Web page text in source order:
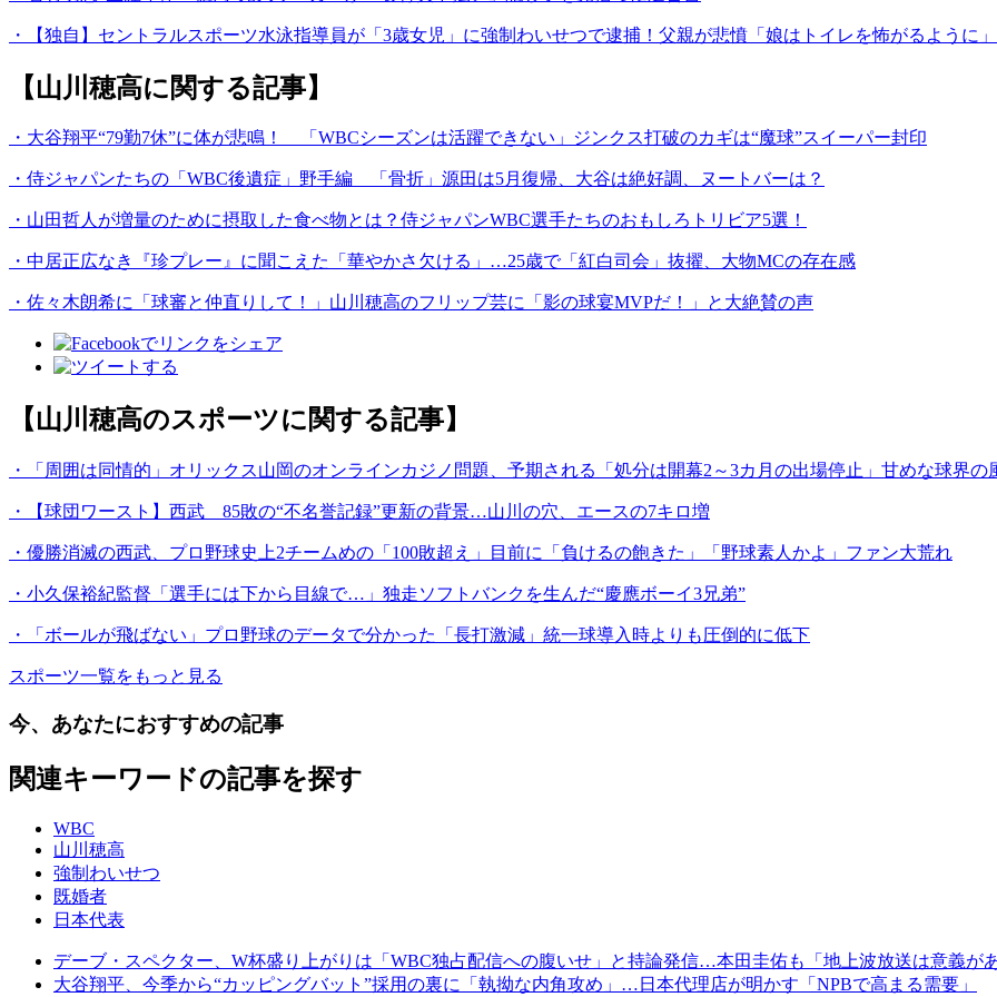
・【独自】セントラルスポーツ水泳指導員が「3歳女児」に強制わいせつで逮捕！父親が悲憤「娘はトイレを怖がるように」
【山川穂高に関する記事】
・大谷翔平“79勤7休”に体が悲鳴！ 「WBCシーズンは活躍できない」ジンクス打破のカギは“魔球”スイーパー封印
・侍ジャパンたちの「WBC後遺症」野手編 「骨折」源田は5月復帰、大谷は絶好調、ヌートバーは？
・山田哲人が増量のために摂取した食べ物とは？侍ジャパンWBC選手たちのおもしろトリビア5選！
・中居正広なき『珍プレー』に聞こえた「華やかさ欠ける」…25歳で「紅白司会」抜擢、大物MCの存在感
・佐々木朗希に「球審と仲直りして！」山川穂高のフリップ芸に「影の球宴MVPだ！」と大絶賛の声
【山川穂高のスポーツに関する記事】
・「周囲は同情的」オリックス山岡のオンラインカジノ問題、予期される「処分は開幕2～3カ月の出場停止」甘めな球界の
・【球団ワースト】西武 85敗の“不名誉記録”更新の背景…山川の穴、エースの7キロ増
・優勝消滅の西武、プロ野球史上2チームめの「100敗超え」目前に「負けるの飽きた」「野球素人かよ」ファン大荒れ
・小久保裕紀監督「選手には下から目線で…」独走ソフトバンクを生んだ“慶應ボーイ3兄弟”
・「ボールが飛ばない」プロ野球のデータで分かった「長打激減」統一球導入時よりも圧倒的に低下
スポーツ一覧をもっと見る
今、あなたにおすすめの記事
関連キーワードの記事を探す
WBC
山川穂高
強制わいせつ
既婚者
日本代表
デーブ・スペクター、W杯盛り上がりは「WBC独占配信への腹いせ」と持論発信…本田圭佑も「地上波放送は意義が
大谷翔平、今季から“カッピングバット”採用の裏に「執拗な内角攻め」…日本代理店が明かす「NPBで高まる需要」